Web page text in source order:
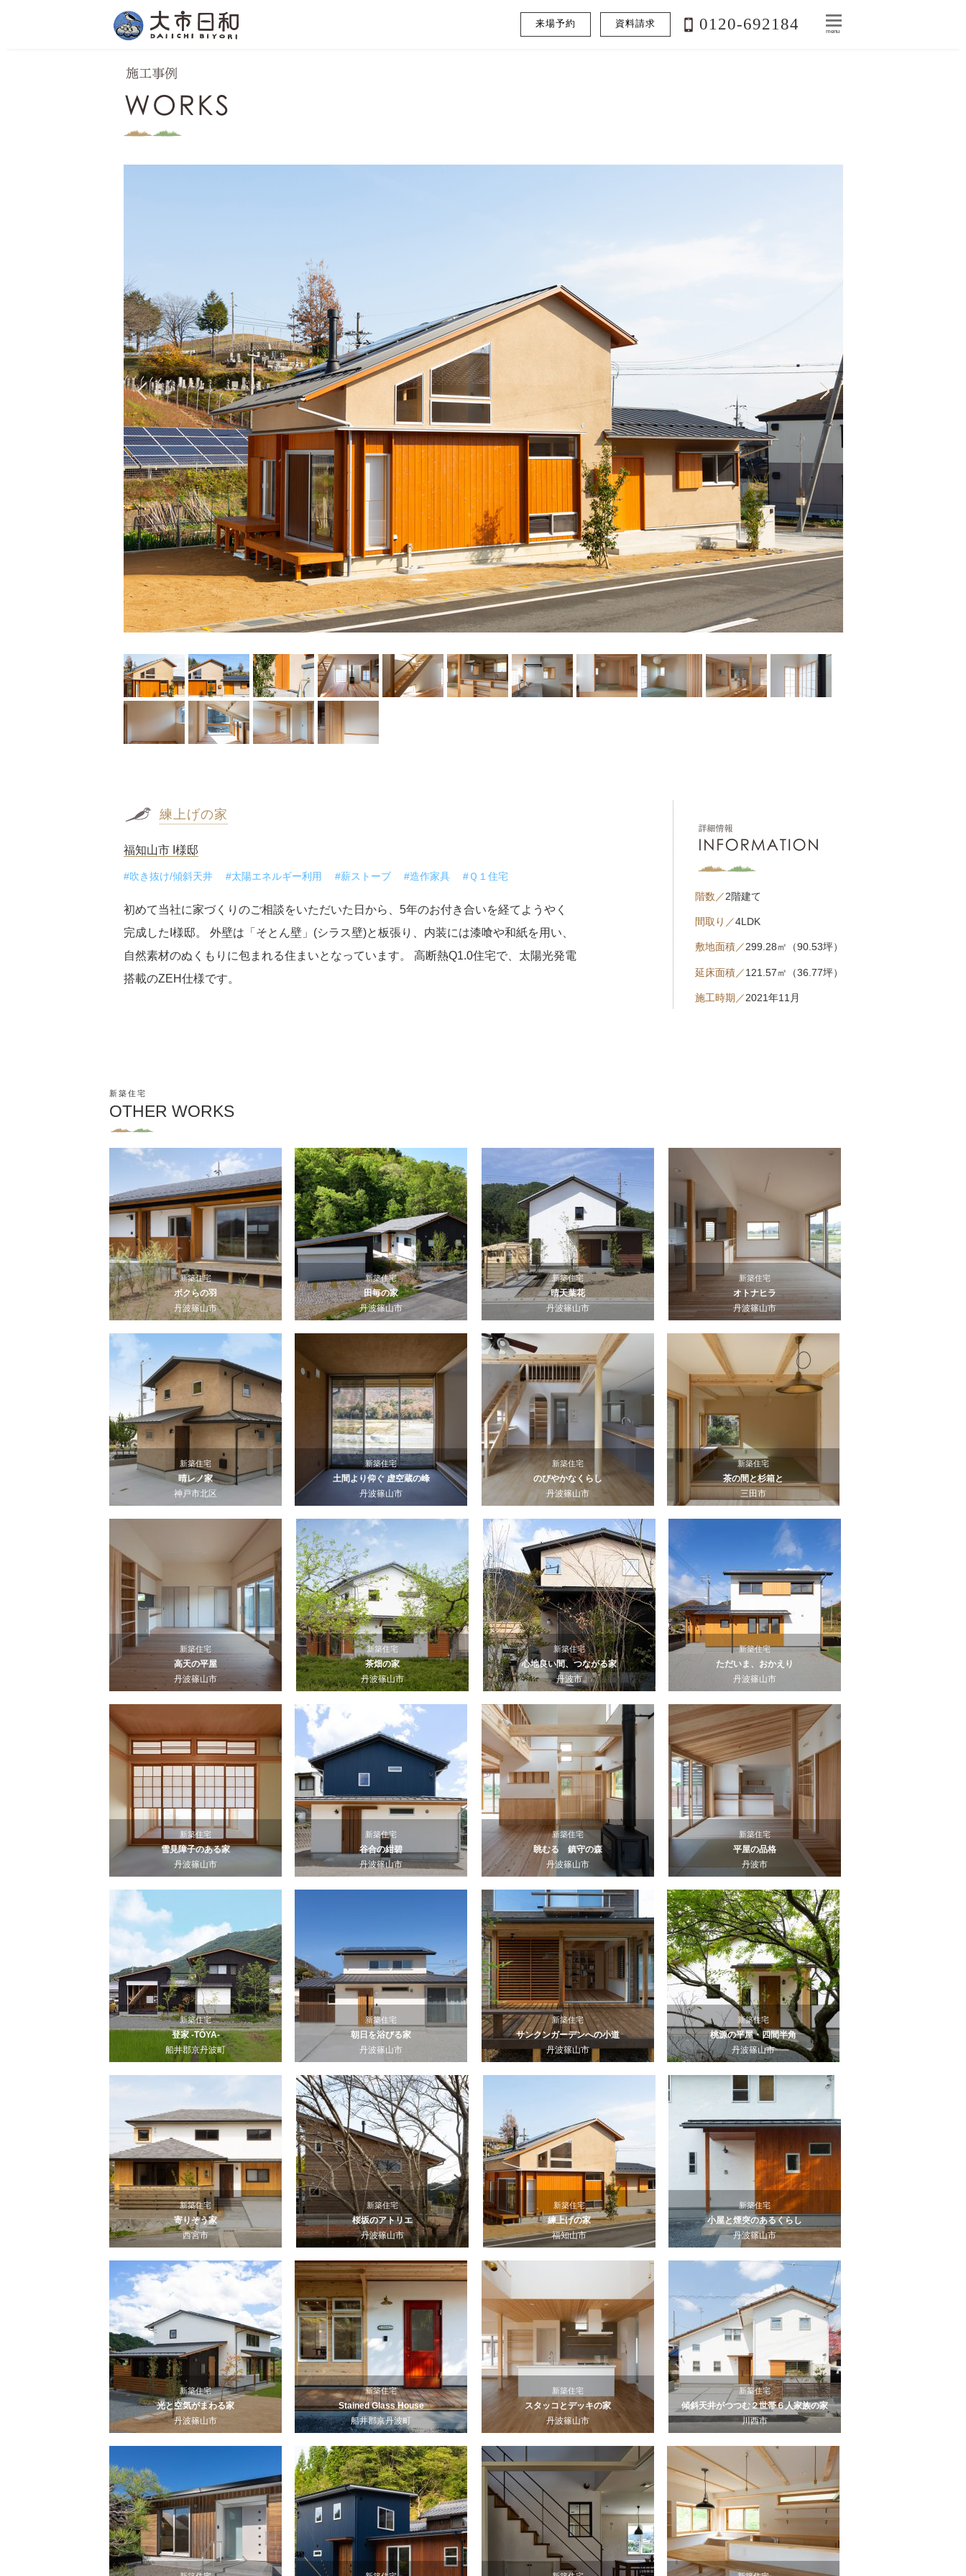
来場予約 資料請求 0120-692184 menu
練上げの家
福知山市 I様邸
#吹き抜け/傾斜天井 #太陽エネルギー利用 #薪ストーブ #造作家具 #Ｑ１住宅
初めて当社に家づくりのご相談をいただいた日から、5年のお付き合いを経てようやく
完成したI様邸。 外壁は「そとん壁」(シラス壁)と板張り、内装には漆喰や和紙を用い、
自然素材のぬくもりに包まれる住まいとなっています。 高断熱Q1.0住宅で、太陽光発電
搭載のZEH仕様です。
階数／2階建て
間取り／4LDK
敷地面積／299.28㎡（90.53坪）
延床面積／121.57㎡（36.77坪）
施工時期／2021年11月
新築住宅
OTHER WORKS
新築住宅
ボクらの羽
丹波篠山市
新築住宅
田毎の家
丹波篠山市
新築住宅
晴天葉花
丹波篠山市
新築住宅
オトナヒラ
丹波篠山市
新築住宅
晴レノ家
神戸市北区
新築住宅
土間より仰ぐ 虚空蔵の峰
丹波篠山市
新築住宅
のびやかなくらし
丹波篠山市
新築住宅
茶の間と杉箱と
三田市
新築住宅
高天の平屋
丹波篠山市
新築住宅
茶畑の家
丹波篠山市
新築住宅
心地良い間、つながる家
丹波市
新築住宅
ただいま、おかえり
丹波篠山市
新築住宅
雪見障子のある家
丹波篠山市
新築住宅
谷合の紺碧
丹波篠山市
新築住宅
眺むる 鎮守の森
丹波篠山市
新築住宅
平屋の品格
丹波市
新築住宅
登家 -TÔYA-
船井郡京丹波町
新築住宅
朝日を浴びる家
丹波篠山市
新築住宅
サンクンガーデンへの小道
丹波篠山市
新築住宅
桃源の平屋・四間半角
丹波篠山市
新築住宅
寄りそう家
西宮市
新築住宅
桜坂のアトリエ
丹波篠山市
新築住宅
練上げの家
福知山市
新築住宅
小屋と煙突のあるくらし
丹波篠山市
新築住宅
光と空気がまわる家
丹波篠山市
新築住宅
Stained Glass House
船井郡京丹波町
新築住宅
スタッコとデッキの家
丹波篠山市
新築住宅
傾斜天井がつつむ２世帯６人家族の家
川西市